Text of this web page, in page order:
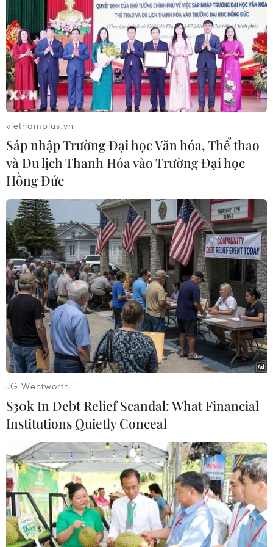
cho đến các hoạt động giao lưu
văn hóa, năm 2025 sẽ là một năm
diễn ra nhiều hoạt động kỷ niệm
50 năm thiết lập quan hệ Việt-
Đức.
(Vietnam+)
#Doanh nghiệp người Việt tại Đức
#Tổng Lãnh sự Lưu Xuân Đồng
#thương mại Việt-Đức
Đức
Quan hệ Việt Nam-Đức
50 năm quan hệ Việt-Đức: Khi ngoại giao nhân
vietnamplus.vn
Sáp nhập Trường Đại học Văn hóa, Thể thao
và Du lịch Thanh Hóa vào Trường Đại học
Hồng Đức
JG Wentworth
$30k In Debt Relief Scandal: What Financial
Institutions Quietly Conceal